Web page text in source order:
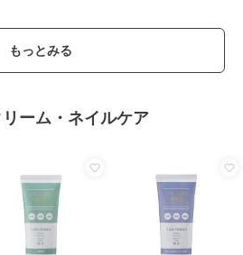
もっとみる
ーム・ネイルケア